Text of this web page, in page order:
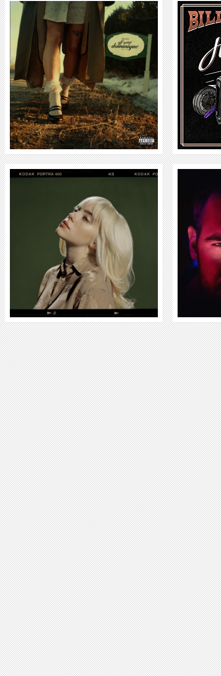
BILLY F GIBBONS
WEITER
WEITER